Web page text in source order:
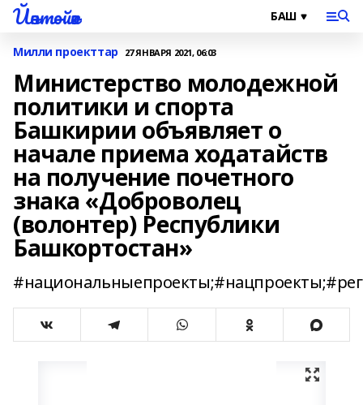
Йәнтөйәк
Милли проекттар 27 ЯНВАРЯ 2021, 06:03
Министерство молодежной
политики и спорта
Башкирии объявляет о
начале приема ходатайств
на получение почетного
знака «Доброволец
(волонтер) Республики
Башкортостан»